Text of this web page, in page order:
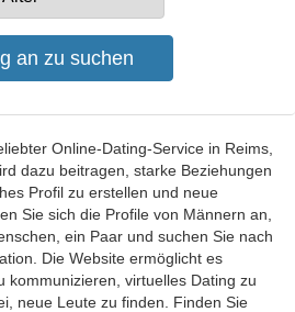
Online-Dating-Service in Reims,
dazu beitragen, starke Beziehungen
Profil zu erstellen und neue
Sie sich die Profile von Männern an,
ein Paar und suchen Sie nach
Die Website ermöglicht es
kommunizieren, virtuelles Dating zu
neue Leute zu finden. Finden Sie